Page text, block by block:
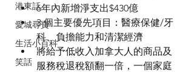
港東話
愛城尋寶
生活小百科
笑話
6年內新增淨支出$430億
3 個主要優先項目：醫療保健/牙
科、負擔能力和清潔經濟
將給予低收入加拿大人的商品及
服務稅退稅額翻一倍，一個家庭